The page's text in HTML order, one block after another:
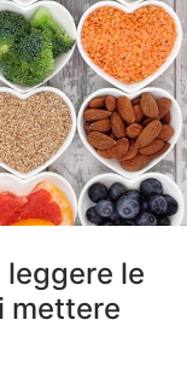
le
mettere